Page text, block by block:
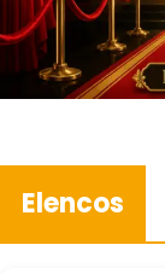
Elencos